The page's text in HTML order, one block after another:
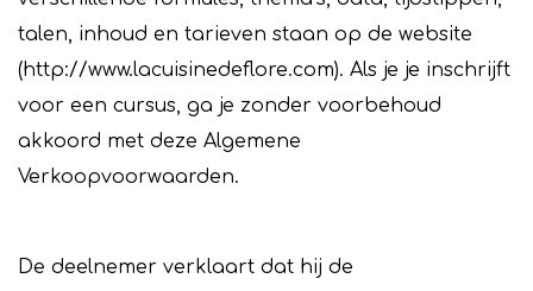
talen, inhoud en tarieven staan op de website
(http://www.lacuisinedeflore.com). Als je je inschrijft
voor een cursus, ga je zonder voorbehoud
akkoord met deze Algemene
Verkoopvoorwaarden.
De deelnemer verklaart dat hij de